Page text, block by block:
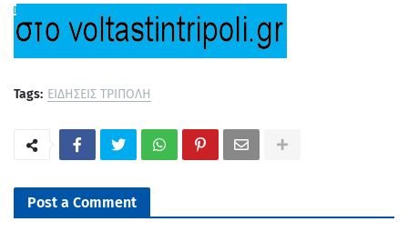
Tags: ΕΙΔΗΣΕΙΣ ΤΡΙΠΟΛΗ
Post a Comment